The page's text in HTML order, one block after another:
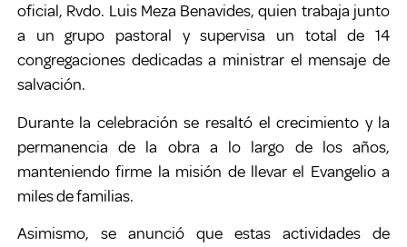
oficial, Rvdo. Luis Meza Benavides, quien trabaja junto
a un grupo pastoral y supervisa un total de 14
congregaciones dedicadas a ministrar el mensaje de
salvación.
Durante la celebración se resaltó el crecimiento y la
permanencia de la obra a lo largo de los años,
manteniendo firme la misión de llevar el Evangelio a
miles de familias.
Asimismo, se anunció que estas actividades de